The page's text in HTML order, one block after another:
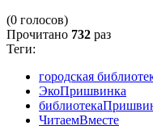
(0 голосов)
Прочитано 732 раз
Теги:
городская
ЭкоПришвинка
ЧитаемВместе